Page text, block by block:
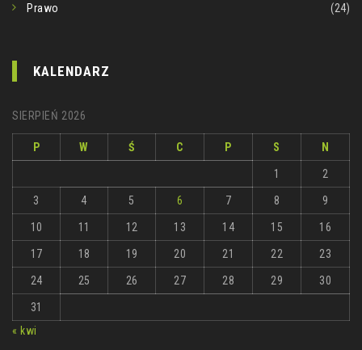
Prawo (24)
KALENDARZ
SIERPIEŃ 2026
P W Ś C P S N
1 2
3 4 5 6 7 8 9
10 11 12 13 14 15 16
17 18 19 20 21 22 23
24 25 26 27 28 29 30
31
« kwi